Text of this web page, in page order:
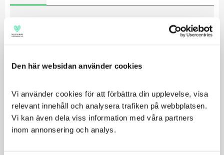
Den här websidan använder cookies
Vi använder cookies för att förbättra din upplevelse, visa
relevant innehåll och analysera trafiken på webbplatsen.
Vi kan även dela viss information med våra partners
inom annonsering och analys.
Rolig latexboll med polyesterfleecefyllning och roligt
ljud.
Material: Latex
Säljs styckvis och i mixade färger/figurer
Relaterade produkter